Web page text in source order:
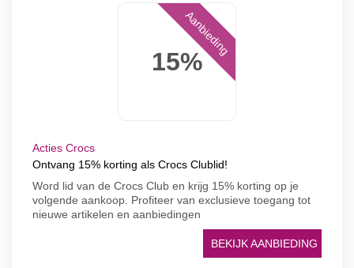
15%
Aanbieding
Acties Crocs
Ontvang 15% korting als Crocs Clublid!
Word lid van de Crocs Club en krijg 15% korting op je
volgende aankoop. Profiteer van exclusieve toegang tot
nieuwe artikelen en aanbiedingen
BEKIJK AANBIEDING